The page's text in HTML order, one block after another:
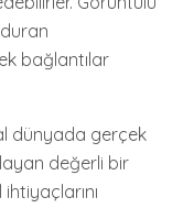
bağlantılar
dünyada gerçek
değerli bir